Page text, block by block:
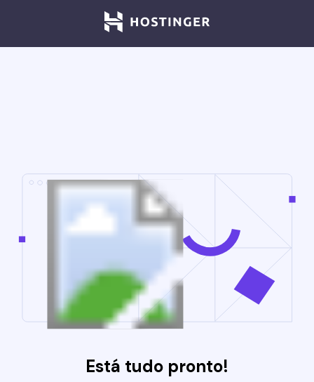
Está tudo pronto!